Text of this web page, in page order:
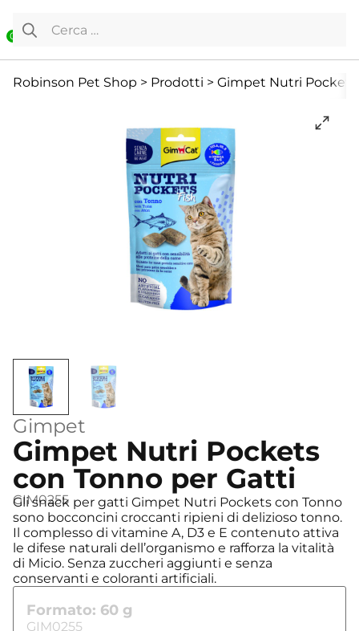
0
Ricerca per:
Robinson Pet Shop > Prodotti > Gimpet Nutri
Gimpet
Gimpet Nutri Pockets
con Tonno per Gatti
GIM0255
Gli snack per gatti Gimpet Nutri Pockets con Tonno
sono bocconcini croccanti ripieni di delizioso tonno.
Il complesso di vitamine A, D3 e E contenuto attiva
le difese naturali dell’organismo e rafforza la vitalità
di Micio. Senza zuccheri aggiunti e senza
conservanti e coloranti artificiali.
Formato: 60 g
GIM0255